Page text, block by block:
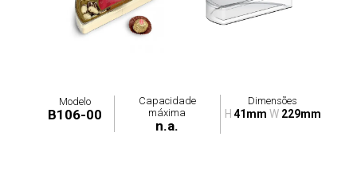
Modelo
B106-00
Capacidade
máxima
n.a.
Dimensões
H 41mm W 229mm